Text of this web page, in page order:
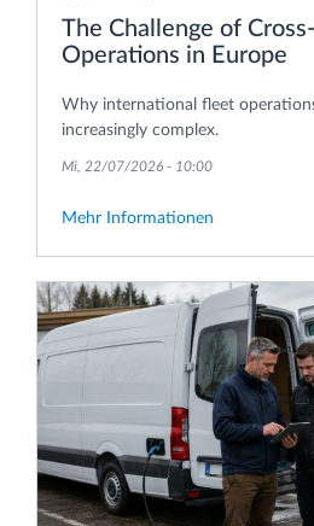
The Challenge of
Operations in Europe
Why international fleet
increasingly complex.
Mi, 22/07/2026 - 10:00
Mehr Informationen